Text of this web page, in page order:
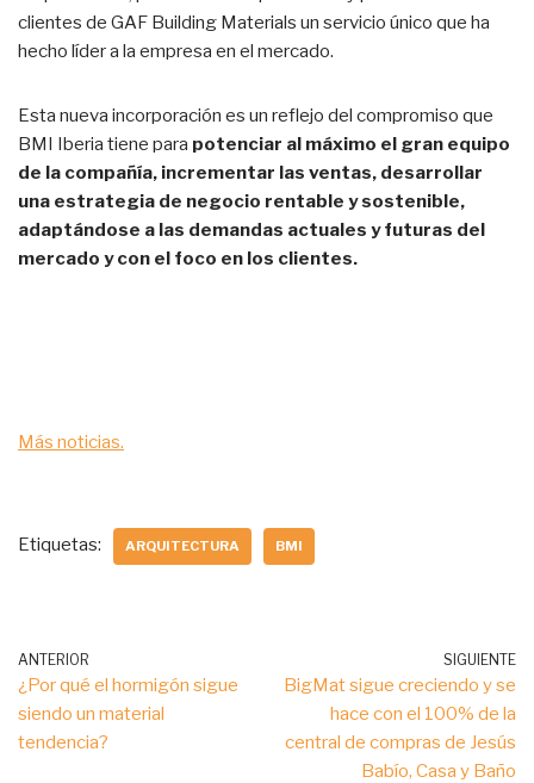
clientes de GAF Building Materials un servicio único que ha
hecho líder a la empresa en el mercado.
Esta nueva incorporación es un reflejo del compromiso que
BMI Iberia tiene para potenciar al máximo el gran equipo
de la compañía, incrementar las ventas, desarrollar
una estrategia de negocio rentable y sostenible,
adaptándose a las demandas actuales y futuras del
mercado y con el foco en los clientes.
Más noticias.
Etiquetas: ARQUITECTURA BMI
ANTERIOR
¿Por qué el hormigón sigue
siendo un material
tendencia?
SIGUIENTE
BigMat sigue creciendo y se
hace con el 100% de la
central de compras de Jesús
Babío, Casa y Baño